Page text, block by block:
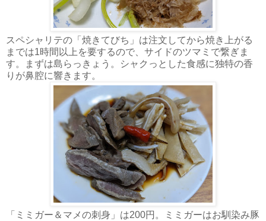
スペシャリテの「焼きてびち」は注文してから焼き上がる
までは1時間以上を要するので、サイドのツマミで繋ぎま
す。まずは島らっきょう。シャクっとした食感に独特の香
りが鼻腔に響きます。
「ミミガー＆マメの刺身」は200円。ミミガーはお馴染み豚